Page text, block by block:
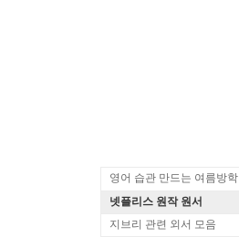
영어 습관 만드는 여름방학
넷플리스 원작 원서
지브리 관련 외서 모음